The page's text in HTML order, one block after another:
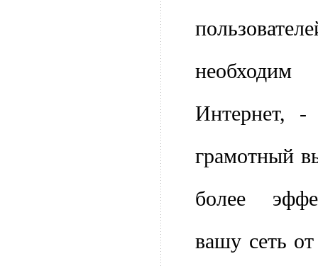
Интернет, -
грамотный
более
вашу сеть